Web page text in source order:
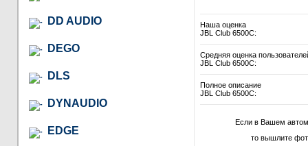
DD AUDIO
DEGO
DLS
DYNAUDIO
EDGE
Наша оценка
JBL Club 6500C:
Средняя оценка
JBL Club 6500C:
Полное описание
JBL Club 6500C:
Если в Вашем
то вышлите